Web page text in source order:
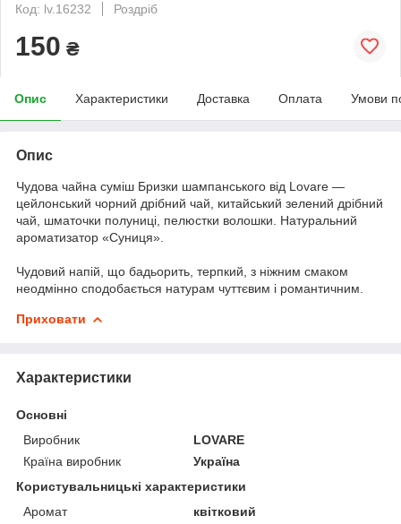
Код: lv.16232
Роздріб
150 ₴
Опис Характеристики Доставка Оплата Умови
Опис
Чудова чайна суміш Бризки шампанського від Lovare —
цейлонський чорний дрібний чай, китайський зелений дрібний
чай, шматочки полуниці, пелюстки волошки. Натуральний
ароматизатор «Суниця».
Чудовий напій, що бадьорить, терпкий, з ніжним смаком
неодмінно сподобається натурам чуттєвим і романтичним.
Приховати
Характеристики
Основні
Виробник
LOVARE
Країна виробник
Україна
Користувальницькі характеристики
Аромат
квітковий